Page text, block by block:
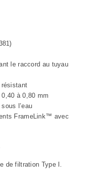
le raccord au tuyau
à 0,80 mm
l’eau
FrameLink™ avec
de filtration Type I.